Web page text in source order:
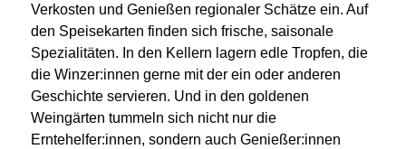
Verkosten und Genießen regionaler Schätze ein. Auf
den Speisekarten finden sich frische, saisonale
Spezialitäten. In den Kellern lagern edle Tropfen, die
die Winzer:innen gerne mit der ein oder anderen
Geschichte servieren. Und in den goldenen
Weingärten tummeln sich nicht nur die
Erntehelfer:innen, sondern auch Genießer:innen